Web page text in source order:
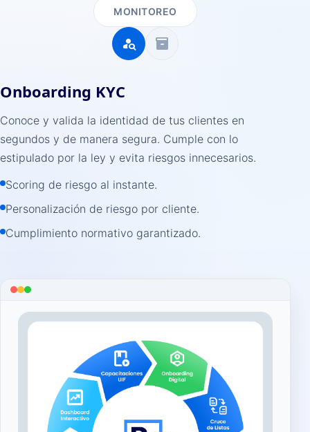
MONITOREO
person_search inventory_2
Onboarding KYC
Conoce y valida la identidad de tus clientes en
segundos y de manera segura. Cumple con lo
estipulado por la ley y evita riesgos innecesarios.
Scoring de riesgo al instante.
Personalización de riesgo por cliente.
Cumplimiento normativo garantizado.